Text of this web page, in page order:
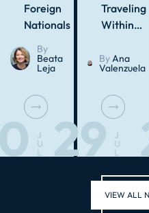
Foreign
Nationals
By
Beata
Leja
J
U
L
Traveling
Within…
ByAna
Valenzuela
29
J
U
L
VIEW ALL